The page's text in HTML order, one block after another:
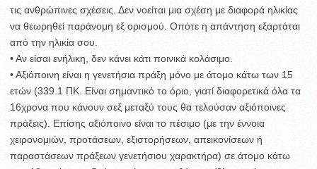
τις ανθρώπινες σχέσεις. Δεν νοείται μια σχέση με διαφορά ηλικίας
να θεωρηθεί παράνομη εξ ορισμού. Οπότε η απάντηση εξαρτάται
από την ηλικία σου.
• Αν είσαι ενήλικη, δεν κάνει κάτι ποινικά κολάσιμο.
• Αξιόποινη είναι η γενετήσια πράξη μόνο με άτομο κάτω των 15
ετών (339.1 ΠΚ. Είναι σημαντικό το όριο, γιατί διαφορετικά όλα τα
16χρονα που κάνουν σεξ μεταξύ τους θα τελούσαν αξιόποινες
πράξεις). Επίσης αξιόποινο είναι το πέσιμο (με την έννοια
χειρονομιών, προτάσεων, εξιστορήσεων, απεικονίσεων ή
παραστάσεων πράξεων γενετήσιου χαρακτήρα) σε άτομο κάτω